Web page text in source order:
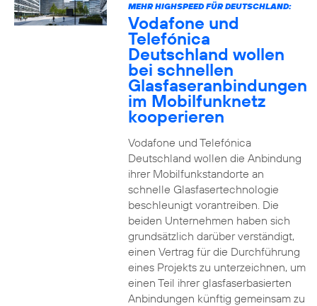
MEHR HIGHSPEED FÜR DEUTSCHLAND:
Vodafone und
Telefónica
Deutschland wollen
bei schnellen
Glasfaseranbindungen
im Mobilfunknetz
kooperieren
Vodafone und Telefónica
Deutschland wollen die Anbindung
ihrer Mobilfunkstandorte an
schnelle Glasfasertechnologie
beschleunigt vorantreiben. Die
beiden Unternehmen haben sich
grundsätzlich darüber verständigt,
einen Vertrag für die Durchführung
eines Projekts zu unterzeichnen, um
einen Teil ihrer glasfaserbasierten
Anbindungen künftig gemeinsam zu